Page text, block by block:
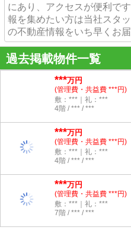
にあり、アクセスが便利で
報を集めたい方は当社スタ
の不動産情報をいち早くお届
過去掲載物件一覧
***万円
(管理費・共益費 ***円)
敷：***｜礼：***
4階 / *** / ***
***万円
(管理費・共益費 ***円)
敷：***｜礼：***
4階 / *** / ***
***万円
(管理費・共益費 ***円)
敷：***｜礼：***
7階 / *** / ***